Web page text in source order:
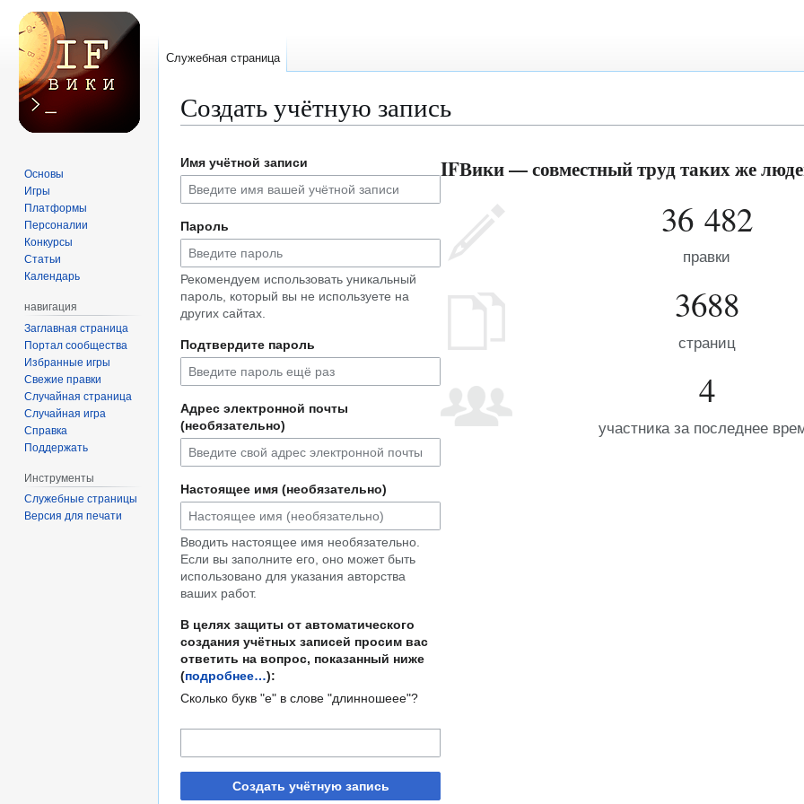
Создать учётную запись
к
навигации
к
поиску
Имя учётной записи
Пароль
Рекомендуем использовать уникальный
пароль, который вы не используете на
других сайтах.
Подтвердите пароль
Адрес электронной почты
(необязательно)
Настоящее имя (необязательно)
Вводить настоящее имя необязательно.
Если вы заполните его, оно может быть
использовано для указания авторства
ваших работ.
В целях защиты от автоматического
создания учётных записей просим вас
ответить на вопрос, показанный ниже
(подробнее…):
Сколько букв "е" в слове "длинношеее"?
Создать учётную запись
IFВики — совместный труд таких же
36 482
правки
3688
страниц
4
участника за последнее
Служебная страница
Основы
Игры
Платформы
Персоналии
Конкурсы
Статьи
Календарь
навигация
Заглавная страница
Портал сообщества
Избранные игры
Свежие правки
Случайная страница
Случайная игра
Справка
Поддержать
Инструменты
Служебные страницы
Версия для печати